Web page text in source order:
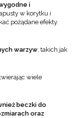
i
w korytku i
pożądane efekty.
warzyw, takich jak
wiele
beczki do
oraz